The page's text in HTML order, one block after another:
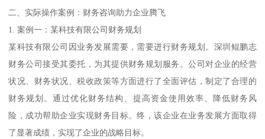
二、实际操作案例：财务咨询助力企业腾飞
1. 案例一：某科技有限公司财务规划
某科技有限公司因业务发展需要，需要进行财务规划。深圳鲲鹏志
财务公司接受其委托，为其提供财务规划服务。公司对企业的经营
状况、财务状况、税收政策等方面进行了全面评估，制定了合理的
财务规划。通过优化财务结构、提高资金使用效率、降低财务风
险，成功帮助企业实现财务目标。终，该企业在业务发展方面取得
了显著成绩，实现了企业的战略目标。